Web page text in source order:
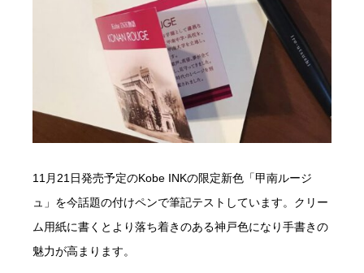
11月21日発売予定のKobe INKの限定新色「甲南ルージ
ュ」を今話題の付けペンで筆記テストしています。クリー
ム用紙に書くとより落ち着きのある神戸色になり手書きの
魅力が高まります。